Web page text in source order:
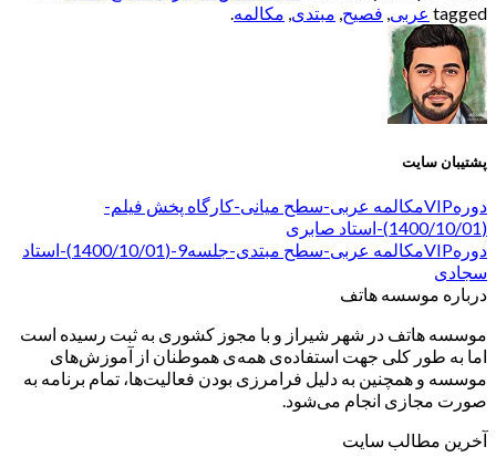
tagged عربی, فصیح, مبتدی, مکالمه.
پشتیبان سایت
دورهVIPمکالمه عربی-سطح میانی-کارگاه پخش فیلم-
(1400/10/01)-استاد صابری
دورهVIPمکالمه عربی-سطح مبتدی-جلسه9-(1400/10/01)-استاد
سجادی
درباره موسسه هاتف
موسسه هاتف در شهر شیراز و با مجوز کشوری به ثبت رسیده است
اما به طور کلی جهت استفاده‌ی همه‌ی هموطنان از آموزش‌های
موسسه و همچنین به دلیل فرامرزی بودن فعالیت‌ها، تمام برنامه به
صورت مجازی انجام می‌شود.
آخرین مطالب سایت